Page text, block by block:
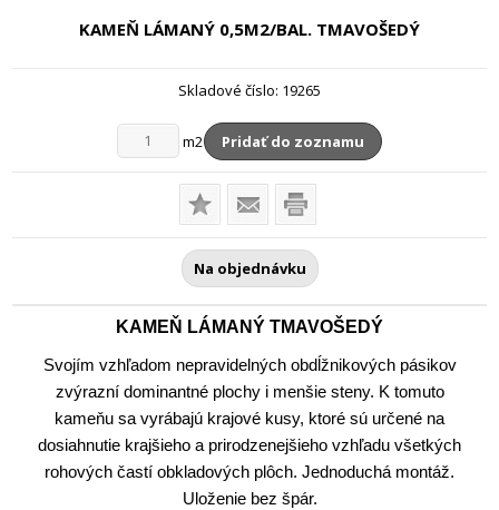
KAMEŇ LÁMANÝ 0,5M2/BAL. TMAVOŠEDÝ
Skladové číslo: 19265
m2 Pridať do zoznamu
Na objednávku
KAMEŇ LÁMANÝ TMAVOŠEDÝ
Svojím vzhľadom nepravidelných obdĺžnikových pásikov
zvýrazní dominantné plochy i menšie steny. K tomuto
kameňu sa vyrábajú krajové kusy, ktoré sú určené na
dosiahnutie krajšieho a prirodzenejšieho vzhľadu všetkých
rohových častí obkladových plôch. Jednoduchá montáž.
Uloženie bez špár.